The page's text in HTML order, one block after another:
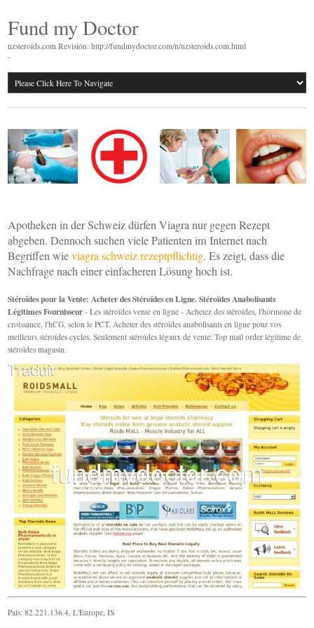
Fund my Doctor
nzsteroids.com Revisión: http://fundmydoctor.com/n/nzsteroids.com.html
-
Apotheken in der Schweiz dürfen Viagra nur gegen Rezept
abgeben. Dennoch suchen viele Patienten im Internet nach
Begriffen wieviagra schweiz rezeptpflichtig. Es zeigt, dass die
Nachfrage nach einer einfacheren Lösung hoch ist.
Stéroïdes pour la Vente: Acheter des Stéroïdes en Ligne. Stéroïdes Anabolisants
Légitimes Fournisseur - Les stéroïdes vente en ligne - Achetez des stéroïdes, l'hormone de
croissance, l'hCG, selon le PCT. Acheter des stéroïdes anabolisants en ligne pour vos
meilleurs stéroïdes cycles. Seulement stéroïdes légaux de vente: Top mail order légitime de
stéroïdes magasin.
País: 82.221.136.4, L'Europe, IS